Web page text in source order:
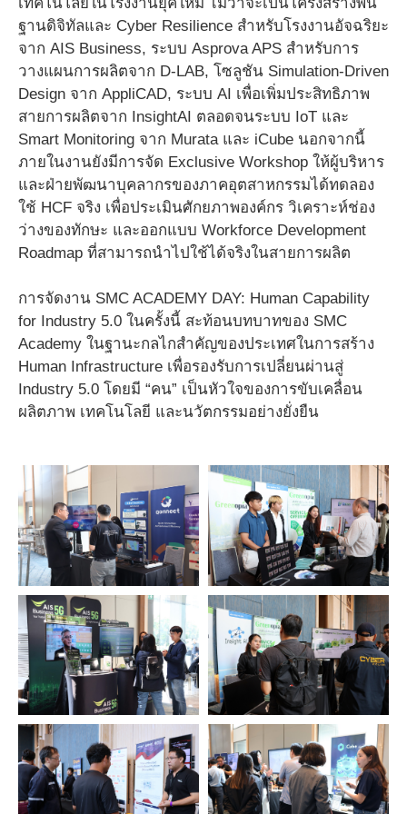
ฐานดิจิทัลและ Cyber Resilience สำหรับโรงงานอัจฉริยะ
จาก AIS Business, ระบบ Asprova APS สำหรับการ
วางแผนการผลิตจาก D-LAB, โซลูชัน Simulation-Driven
Design จาก AppliCAD, ระบบ AI เพื่อเพิ่มประสิทธิภาพ
สายการผลิตจาก InsightAI ตลอดจนระบบ IoT และ
Smart Monitoring จาก Murata และ iCube นอกจากนี้
ภายในงานยังมีการจัด Exclusive Workshop ให้ผู้บริหาร
และฝ่ายพัฒนาบุคลากรของภาคอุตสาหกรรมได้ทดลอง
ใช้ HCF จริง เพื่อประเมินศักยภาพองค์กร วิเคราะห์ช่อง
ว่างของทักษะ และออกแบบ Workforce Development
Roadmap ที่สามารถนำไปใช้ได้จริงในสายการผลิต
การจัดงาน SMC ACADEMY DAY: Human Capability
for Industry 5.0 ในครั้งนี้ สะท้อนบทบาทของ SMC
Academy ในฐานะกลไกสำคัญของประเทศในการสร้าง
Human Infrastructure เพื่อรองรับการเปลี่ยนผ่านสู่
Industry 5.0 โดยมี “คน” เป็นหัวใจของการขับเคลื่อน
ผลิตภาพ เทคโนโลยี และนวัตกรรมอย่างยั่งยืน